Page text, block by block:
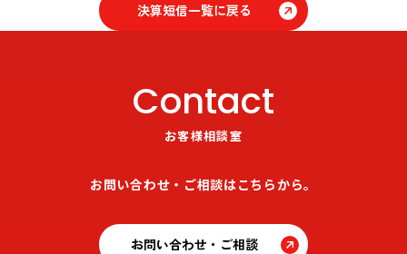
決算短信一覧に戻る
Contact
お客様相談室
お問い合わせ・ご相談はこちらから。
お問い合わせ・ご相談